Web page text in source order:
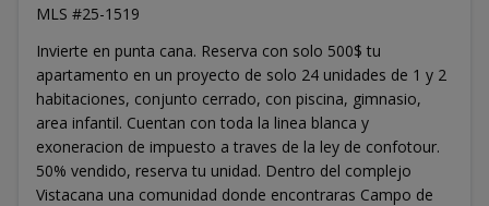
MLS #25-1519
Invierte en punta cana. Reserva con solo 500$ tu
apartamento en un proyecto de solo 24 unidades de 1 y 2
habitaciones, conjunto cerrado, con piscina, gimnasio,
area infantil. Cuentan con toda la linea blanca y
exoneracion de impuesto a traves de la ley de confotour.
50% vendido, reserva tu unidad. Dentro del complejo
Vistacana una comunidad donde encontraras Campo de